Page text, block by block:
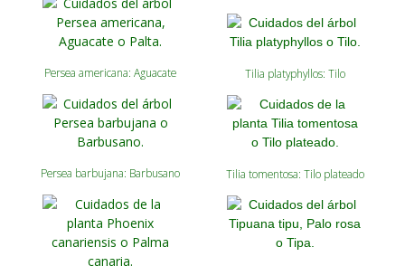
Persea americana: Aguacate
Persea barbujana: Barbusano
Tilia platyphyllos: Tilo
Tilia tomentosa: Tilo plateado